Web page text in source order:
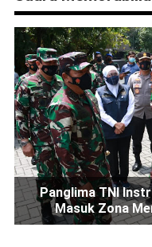
Panglima TNI
Masuk Zona